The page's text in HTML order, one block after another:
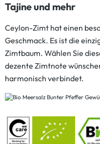
Tajine und mehr
Ceylon-Zimt hat einen
Geschmack. Es ist die
Zimtbaum. Wählen Sie
dezente Zimtnote
harmonisch verbindet.